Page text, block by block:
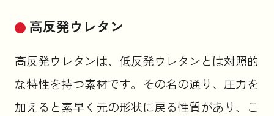
高反発ウレタン
高反発ウレタンは、低反発ウレタンとは対照的
な特性を持つ素材です。その名の通り、圧力を
加えると素早く元の形状に戻る性質があり、こ